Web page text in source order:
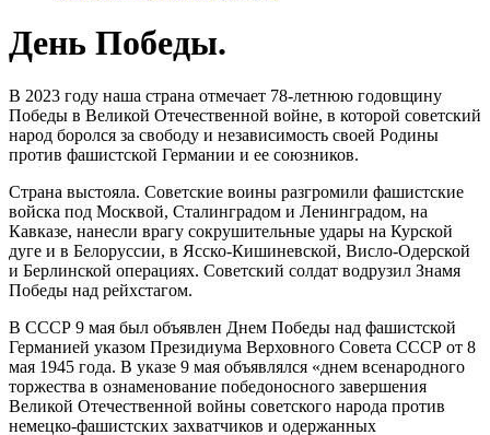
День Победы.
В 2023 году наша страна отмечает 78-летнюю годовщину
Победы в Великой Отечественной войне, в которой советский
народ боролся за свободу и независимость своей Родины
против фашистской Германии и ее союзников.
Страна выстояла. Советские воины разгромили фашистские
войска под Москвой, Сталинградом и Ленинградом, на
Кавказе, нанесли врагу сокрушительные удары на Курской
дуге и в Белоруссии, в Ясско‑Кишиневской, Висло‑Одерской
и Берлинской операциях. Советский солдат водрузил Знамя
Победы над рейхстагом.
В СССР 9 мая был объявлен Днем Победы над фашистской
Германией указом Президиума Верховного Совета СССР от 8
мая 1945 года. В указе 9 мая объявлялся «днем всенародного
торжества в ознаменование победоносного завершения
Великой Отечественной войны советского народа против
немецко‑фашистских захватчиков и одержанных